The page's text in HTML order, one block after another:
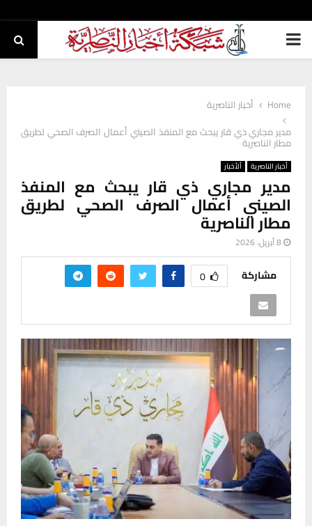
PRIMARY
Home
أخبار الناصرية
مدير مجاري ذي قار يبحث مع المنفذ الصيني أعمال الصرف الصحي لطريق
مطار الناصرية
أخبار الناصرية ألأخبار
مدير مجاري ذي قار يبحث مع المنفذ
الصيني أعمال الصرف الصحي لطريق
مطار الناصرية
8 أبريل، 2026
مشاركة 0